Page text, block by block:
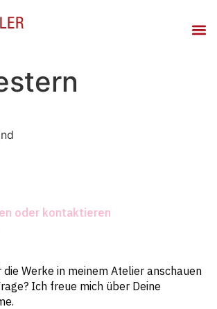
oder kontaktieren
die Werke in meinem Atelier anschauen
Ich freue mich über Deine